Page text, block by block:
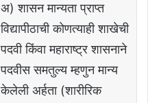
अ) शासन मान्यता प्राप्त
विद्यापीठाची कोणत्याही शाखेची
पदवी किंवा महाराष्ट्र शासनाने
पदवीस समतुल्य म्हणुन मान्य
केलेली अर्हता (शारीरिक